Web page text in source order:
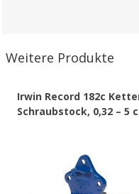
Weitere Produkte
Irwin Record 182c
Schraubstock, 0,32 – 5